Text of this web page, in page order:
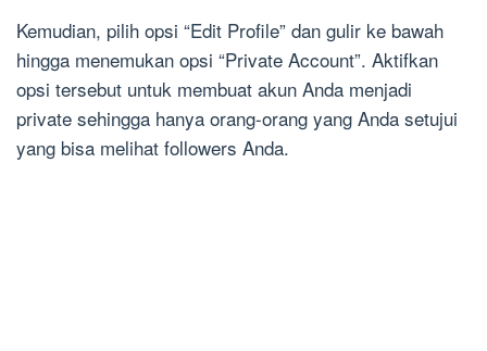
Kemudian, pilih opsi “Edit Profile” dan gulir ke bawah
hingga menemukan opsi “Private Account”. Aktifkan
opsi tersebut untuk membuat akun Anda menjadi
private sehingga hanya orang-orang yang Anda setujui
yang bisa melihat followers Anda.